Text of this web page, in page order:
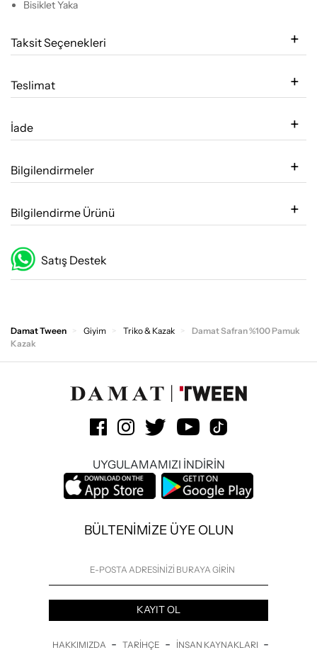
Bisiklet Yaka
Taksit Seçenekleri
Teslimat
İade
Bilgilendirmeler
Bilgilendirme Ürünü
Satış Destek
Damat Tween Giyim Triko & Kazak
Damat Safran %100 Pamuk
Kazak
UYGULAMAMIZI İNDİRİN
BÜLTENİMİZE ÜYE OLUN
KAYIT OL
HAKKIMIZDA - TARIHÇE - İNSAN KAYNAKLARI -